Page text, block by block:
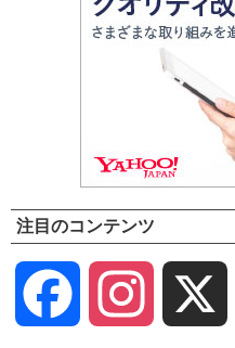
注目のコンテンツ
Facebook Instagram